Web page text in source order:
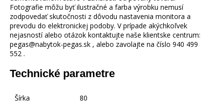
Fotografie môžu byť ilustračné a farba výrobku nemusí
zodpovedať skutočnosti z dôvodu nastavenia monitora a
prevodu do elektronickej podoby. V prípade akýchkoľvek
nejasností alebo otázok kontaktujte naše klientske centrum:
pegas@nabytok-pegas.sk , alebo zavolajte na číslo 940 499
552 .
Technické parametre
Šírka 80